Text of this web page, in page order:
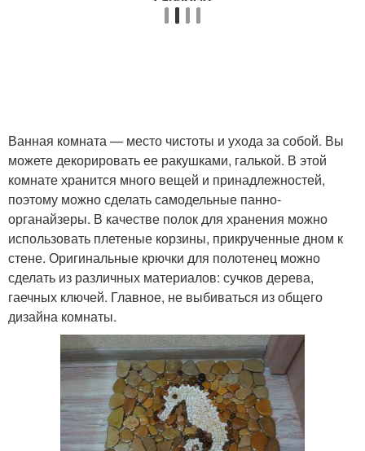
Ванная комната — место чистоты и ухода за собой. Вы
можете декорировать ее ракушками, галькой. В этой
комнате хранится много вещей и принадлежностей,
поэтому можно сделать самодельные панно-
органайзеры. В качестве полок для хранения можно
использовать плетеные корзины, прикрученные дном к
стене. Оригинальные крючки для полотенец можно
сделать из различных материалов: сучков дерева,
гаечных ключей. Главное, не выбиваться из общего
дизайна комнаты.